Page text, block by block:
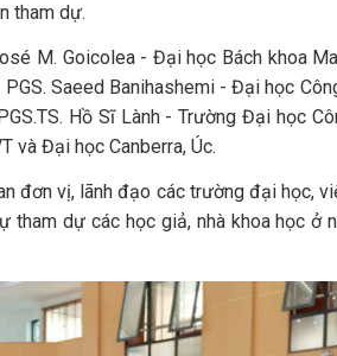
tham dự.
M. Goicolea - Đại học Bách khoa
Saeed Banihashemi - Đại học
Hồ Sĩ Lành - Trường Đại học
và Đại học Canberra, Úc.
đơn vị, lãnh đạo các trường đại học,
dự các học giả, nhà khoa học ở